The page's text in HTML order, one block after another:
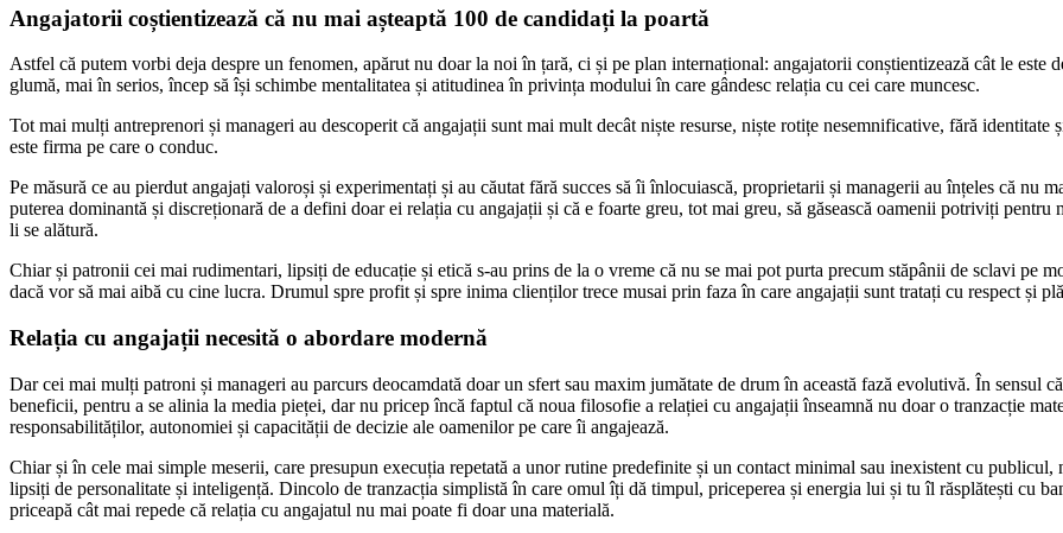
Angajatorii coștientizează că nu mai așteaptă 100 de candidați la poartă
Astfel că putem vorbi deja despre un fenomen, apărut nu doar la noi în țară, ci și pe plan internațional: angajatorii conștientizează cât le este
glumă, mai în serios, încep să își schimbe mentalitatea și atitudinea în privința modului în care gândesc relația cu cei care muncesc.
Tot mai mulți antreprenori și manageri au descoperit că angajații sunt mai mult decât niște resurse, niște rotițe nesemnificative, fără
este firma pe care o conduc.
Pe măsură ce au pierdut angajați valoroși și experimentați și au căutat fără succes să îi înlocuiască, proprietarii și managerii au înțeles că nu
puterea dominantă și discreționară de a defini doar ei relația cu angajații și că e foarte greu, tot mai greu, să găsească oamenii potriviți
li se alătură.
Chiar și patronii cei mai rudimentari, lipsiți de educație și etică s-au prins de la o vreme că nu se mai pot purta precum stăpânii de sclavi pe
dacă vor să mai aibă cu cine lucra. Drumul spre profit și spre inima clienților trece musai prin faza în care angajații sunt tratați cu respect și
Relația cu angajații necesită o abordare modernă
Dar cei mai mulți patroni și manageri au parcurs deocamdată doar un sfert sau maxim jumătate de drum în această fază evolutivă. În sensul
beneficii, pentru a se alinia la media pieței, dar nu pricep încă faptul că noua filosofie a relației cu angajații înseamnă nu doar o tranzacție
responsabilităților, autonomiei și capacității de decizie ale oamenilor pe care îi angajează.
Chiar și în cele mai simple meserii, care presupun execuția repetată a unor rutine predefinite și un contact minimal sau inexistent cu
lipsiți de personalitate și inteligență. Dincolo de tranzacția simplistă în care omul îți dă timpul, priceperea și energia lui și tu îl răsplătești cu
priceapă cât mai repede că relația cu angajatul nu mai poate fi doar una materială.